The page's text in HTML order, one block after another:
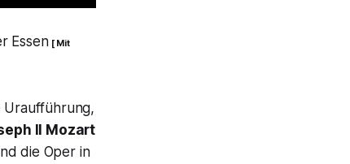
Essen [ Mit
Uraufführung,
II Mozart
die Oper in